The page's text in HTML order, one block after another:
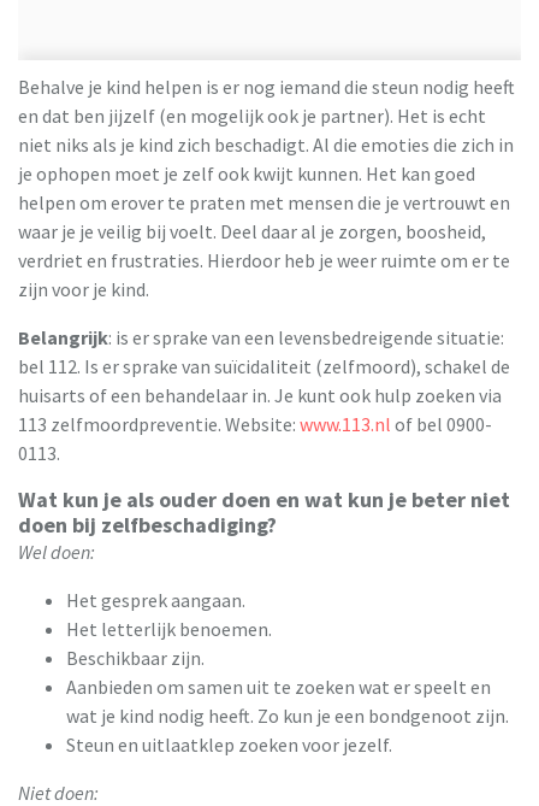
Behalve je kind helpen is er nog iemand die steun nodig heeft
en dat ben jijzelf (en mogelijk ook je partner). Het is echt
niet niks als je kind zich beschadigt. Al die emoties die zich in
je ophopen moet je zelf ook kwijt kunnen. Het kan goed
helpen om erover te praten met mensen die je vertrouwt en
waar je je veilig bij voelt. Deel daar al je zorgen, boosheid,
verdriet en frustraties. Hierdoor heb je weer ruimte om er te
zijn voor je kind.
Belangrijk: is er sprake van een levensbedreigende situatie:
bel 112. Is er sprake van suïcidaliteit (zelfmoord), schakel de
huisarts of een behandelaar in. Je kunt ook hulp zoeken via
113 zelfmoordpreventie. Website: www.113.nl of bel 0900-
0113.
Wat kun je als ouder doen en wat kun je beter niet
doen bij zelfbeschadiging?
Wel doen:
Het gesprek aangaan.
Het letterlijk benoemen.
Beschikbaar zijn.
Aanbieden om samen uit te zoeken wat er speelt en
wat je kind nodig heeft. Zo kun je een bondgenoot zijn.
Steun en uitlaatklep zoeken voor jezelf.
Niet doen: